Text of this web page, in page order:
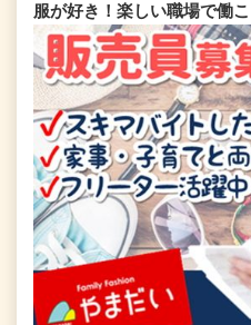
服が好き！楽しい職場で働